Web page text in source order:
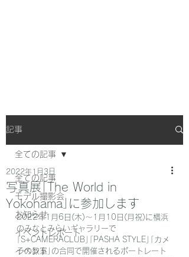
記事
全ての記事
モデル撮影会
お知らせ
イベントレポート
イベント
全ての記事
写真展｢The World in
Yokohama｣に参加します
2022年1月3日
2022年1月6日(木)～1月10日(月祝)に横浜
のみなとみらいギャラリーで
｢S+CAMERACLUB｣｢PASHA STYLE｣｢カメ
ラの教室｣の合同で開催されるポートレート